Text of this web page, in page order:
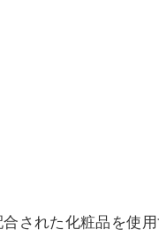
された化粧品を使